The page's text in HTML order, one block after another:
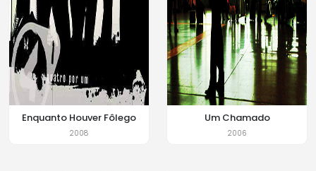
Enquanto Houver Fôlego
2008
Um Chamado
2006